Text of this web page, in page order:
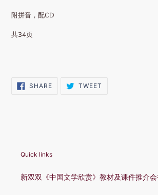
附拼音，配CD
共34页
SHARESHARE
ON
TWEET
Quick links
新双双《中国文学欣赏》教材及课件推介